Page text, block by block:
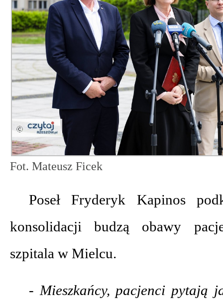
Fot. Mateusz Ficek
Poseł Fryderyk Kapinos
konsolidacji budzą obawy
szpitala w Mielcu.
- Mieszkańcy, pacjenci pytają